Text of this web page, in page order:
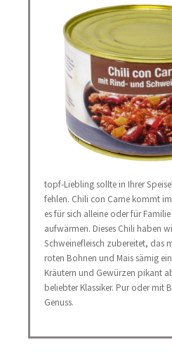
topf-Liebling sollte in Ihrer
fehlen. Chili con Carne kommt
es für sich alleine oder für
aufwärmen. Dieses Chili haben
Schweinefleisch zubereitet, das
roten Bohnen und Mais sämig
Kräutern und Gewürzen pikant
beliebter Klassiker. Pur oder mit
Genuss.